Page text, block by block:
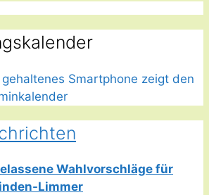
Wahlvorschläge für
Limmer